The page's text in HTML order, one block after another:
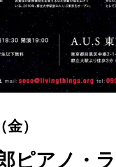
）
ピアノ・